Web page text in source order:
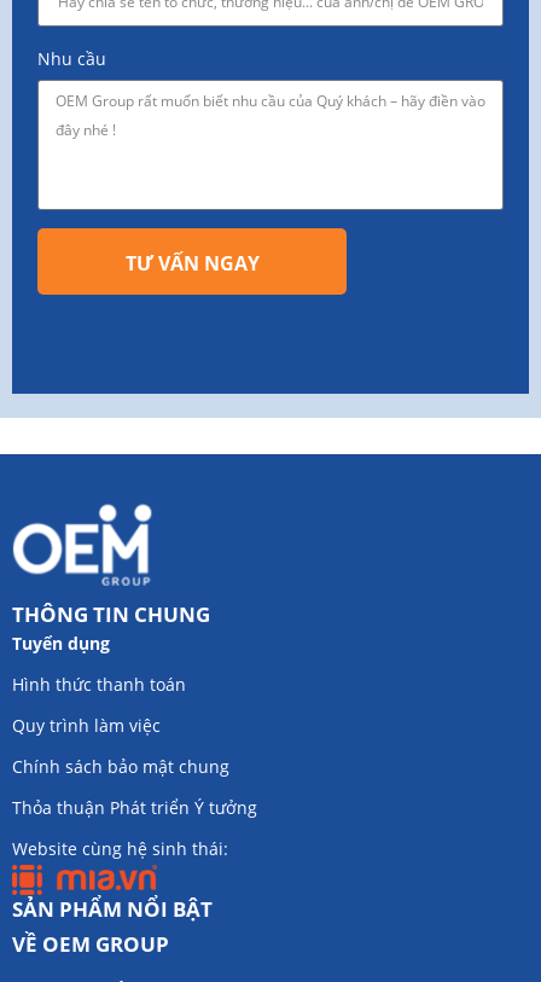
Nhu cầu
TƯ VẤN NGAY
THÔNG TIN CHUNG
Tuyển dụng
Hình thức thanh toán
Quy trình làm việc
Chính sách bảo mật chung
Thỏa thuận Phát triển Ý tưởng
Website cùng hệ sinh thái:
SẢN PHẨM NỔI BẬT
VỀ OEM GROUP